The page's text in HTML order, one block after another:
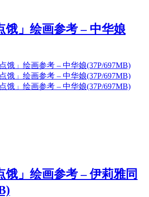
饿」绘画参考 – 中华娘
饿」绘画参考 – 伊莉雅同